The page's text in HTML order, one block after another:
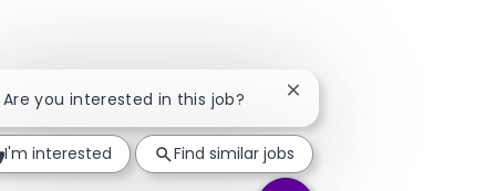
Are you interested in this job? Close chatbot notification
I'm interested Find similar jobs